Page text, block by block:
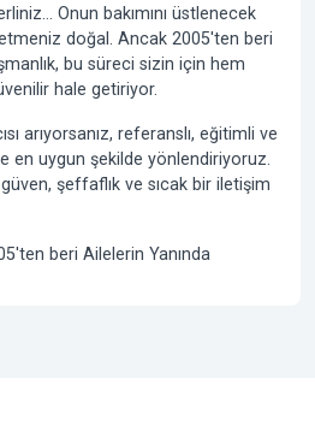
Onun bakımını üstlenecek
doğal. Ancak 2005'ten beri
, bu süreci sizin için hem
hale getiriyor.
arıyorsanız, referanslı, eğitimli ve
en uygun şekilde yönlendiriyoruz.
şeffaflık ve sıcak bir iletişim
beri Ailelerin Yanında